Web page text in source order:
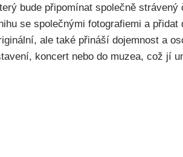
bude připomínat společně
se společnými fotografiemi a
ale také přináší dojemnost a
koncert nebo do muzea, což jí